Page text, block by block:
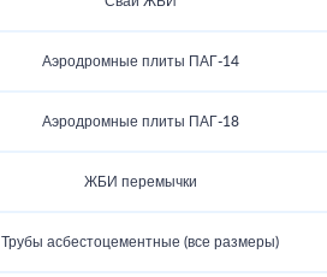
Аэродромные плиты ПАГ-14
Аэродромные плиты ПАГ-18
ЖБИ перемычки
Трубы асбестоцементные (все размеры)